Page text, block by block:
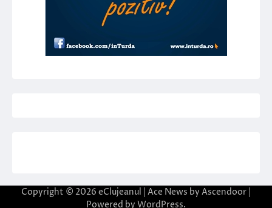
Copyright © 2026 eClujeanul | Ace News by Ascendoor
Powered by WordPress.